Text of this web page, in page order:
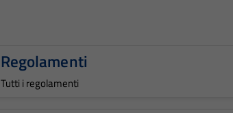
Regolamenti
Tutti i regolamenti